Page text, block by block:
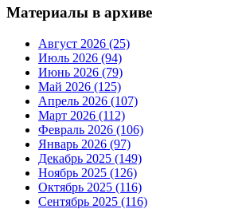
Материалы в архиве
Август 2026 (25)
Июль 2026 (94)
Июнь 2026 (79)
Май 2026 (125)
Апрель 2026 (107)
Март 2026 (112)
Февраль 2026 (106)
Январь 2026 (97)
Декабрь 2025 (149)
Ноябрь 2025 (126)
Октябрь 2025 (116)
Сентябрь 2025 (116)